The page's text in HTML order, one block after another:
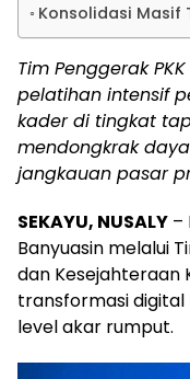
Konsolidasi Masif
Tim Penggerak
pelatihan intensif
kader di tingkat
mendongkrak
jangkauan pasar
SEKAYU, NUSALY –
Banyuasin melalui
dan
transformasi digital
level akar rumput.